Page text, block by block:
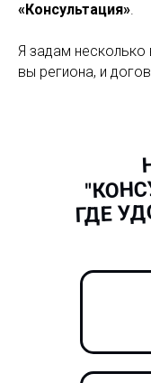
«Консультация».
Я задам несколько
вы региона, и
ГДЕ